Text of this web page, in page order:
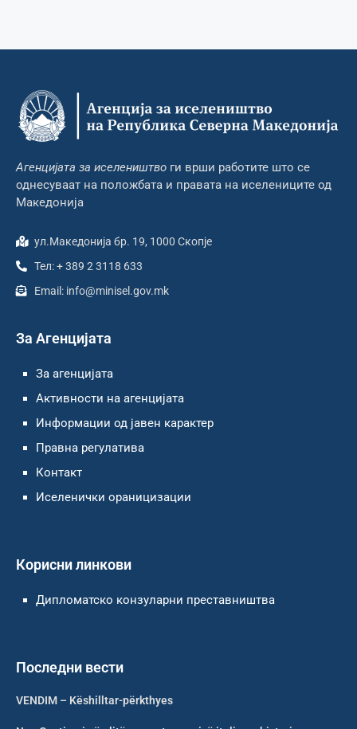
Агенцијата за иселеништво ги врши работите што се
однесуваат на положбата и правата на иселениците од
Македонија
ул.Македонија бр. 19, 1000 Скопје
Тел: + 389 2 3118 633
Email: info@minisel.gov.mk
За Агенцијата
За агенцијата
Активности на агенцијата
Информации од јавен карактер
Правна регулатива
Контакт
Иселенички ораницизации
Корисни линкови
Дипломатско конзуларни преставништва
Последни вести
VENDIM – Këshilltar-përkthyes